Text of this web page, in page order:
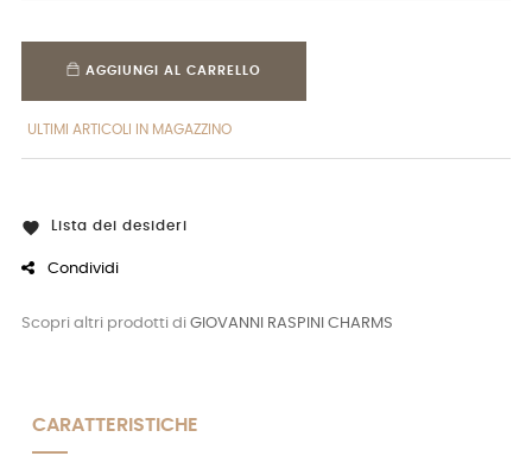
AGGIUNGI AL CARRELLO
ULTIMI ARTICOLI IN MAGAZZINO
 Lista dei desideri
Condividi
Scopri altri prodotti di GIOVANNI RASPINI CHARMS
CARATTERISTICHE